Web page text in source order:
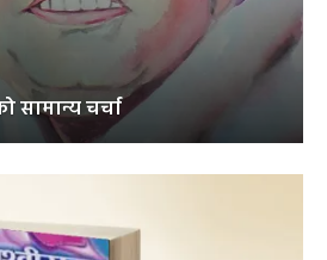
सामान्य चर्चा